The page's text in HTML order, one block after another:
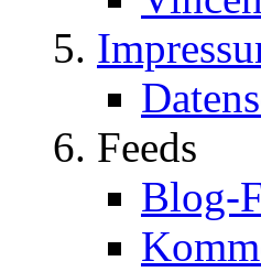
Feeds
Blog-